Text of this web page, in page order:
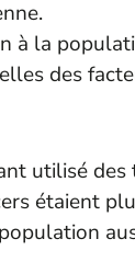
à la
des
utilisé
étaient